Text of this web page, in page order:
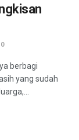
berbagi
yang sudah